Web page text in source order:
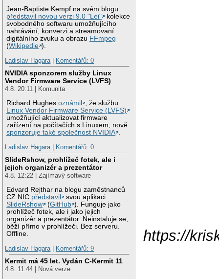
Jean-Baptiste Kempf na svém blogu
představil novou verzi 9.0 "Lei"
kolekce
svobodného softwaru umožňujícího
nahrávání, konverzi a streamovaní
digitálního zvuku a obrazu FFmpeg
(Wikipedie ).
Ladislav Hagara
Komentářů: 0
NVIDIA sponzorem služby Linux
Vendor Firmware Service (LVFS)
4.8. 20:11 | Komunita
Richard Hughesoznámil
, že službu
Linux Vendor Firmware Service (LVFS)
umožňující aktualizovat firmware
zařízení na počítačích s Linuxem, nově
sponzoruje také společnost NVIDIA .
Ladislav Hagara | Komentářů: 0
SlideRshow, prohlížeč fotek, ale i
jejich organizér a prezentátor
4.8. 12:22 | Zajímavý software
Edvard Rejthar na blogu zaměstnanců
CZ.NIC představil
svou aplikaci
SlideRshow
(GitHub ). Funguje jako
prohlížeč fotek, ale i jako jejich
organizér a prezentátor. Neinstaluje se,
běží přímo v prohlížeči. Bez serveru.
Offline.
Ladislav Hagara | Komentářů: 9
Kermit má 45 let. Vydán C-Kermit 11
4.8. 11:44 | Nová verze
https://